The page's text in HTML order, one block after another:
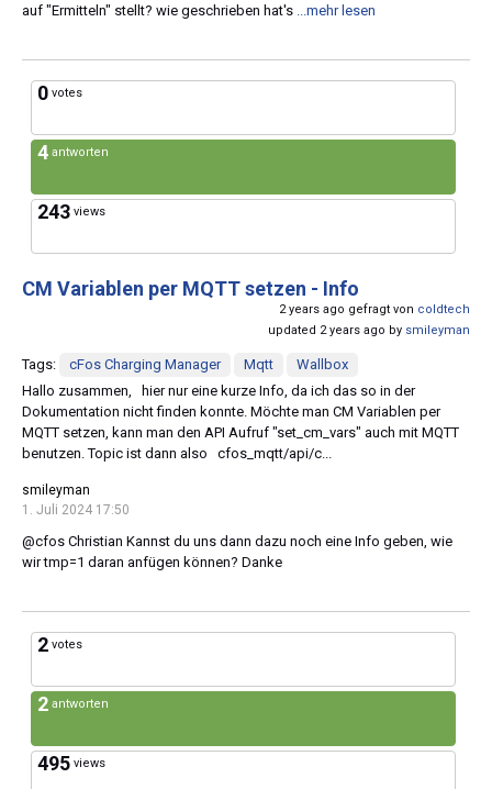
auf "Ermitteln" stellt? wie geschrieben hat's
...mehr lesen
0 votes
4 antworten
243 views
CM Variablen per MQTT setzen - Info
2 years ago gefragt von coldtech
updated 2 years ago by smileyman
Tags: cFos Charging Manager Mqtt
Wallbox
Hallo zusammen, hier nur eine kurze Info, da ich das so in der
Dokumentation nicht finden konnte. Möchte man CM Variablen per
MQTT setzen, kann man den API Aufruf "set_cm_vars" auch mit MQTT
benutzen. Topic ist dann also cfos_mqtt/api/c...
smileyman
1. Juli 2024 17:50
@cfos Christian Kannst du uns dann dazu noch eine Info geben, wie
wir tmp=1 daran anfügen können? Danke
2 votes
2 antworten
495 views